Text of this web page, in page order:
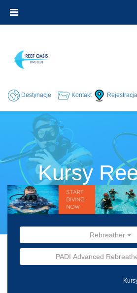
Destynacje Kontakt
Kursy
Rebreather
PADI Advanced